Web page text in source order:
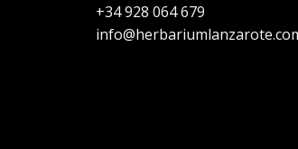
+34 928 064 679